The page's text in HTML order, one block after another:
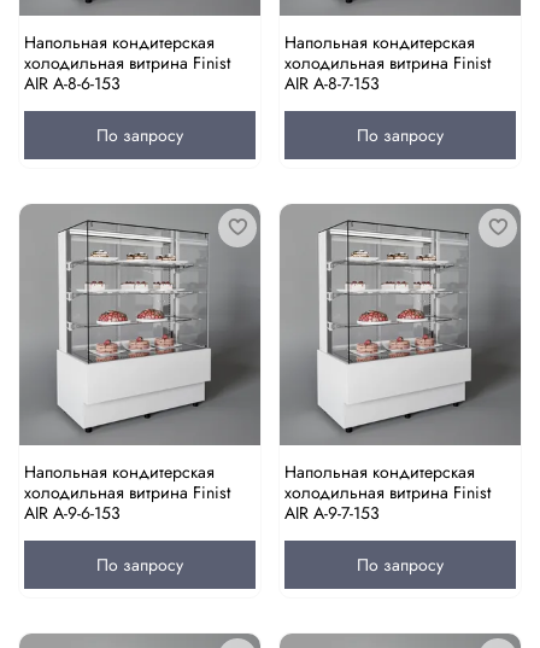
Напольная кондитерская
холодильная витрина Finist
AIR A-8-6-153
По запросу
Напольная кондитерская
холодильная витрина Finist
AIR A-8-7-153
По запросу
Напольная кондитерская
холодильная витрина Finist
AIR A-9-6-153
По запросу
Напольная кондитерская
холодильная витрина Finist
AIR A-9-7-153
По запросу